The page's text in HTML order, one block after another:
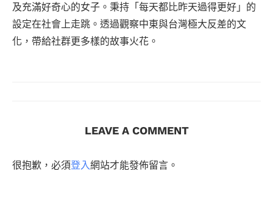
及充滿好奇心的女子。秉持「每天都比昨天過得更好」的
設定在社會上走跳。透過觀察中東與台灣極大反差的文
化，帶給社群更多樣的故事火花。
LEAVE A COMMENT
很抱歉，必須登入網站才能發佈留言。